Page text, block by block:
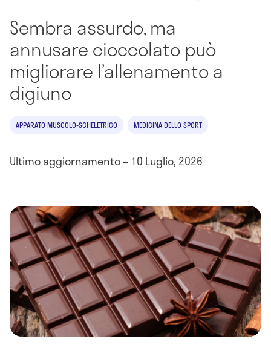
Sembra assurdo, ma
annusare cioccolato può
migliorare l’allenamento a
digiuno
APPARATO MUSCOLO-SCHELETRICO MEDICINA DELLO SPORT
Ultimo aggiornamento – 10 Luglio, 2026